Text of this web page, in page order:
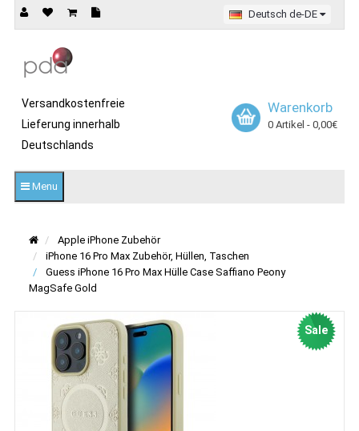
Deutsch de-DE
Versandkostenfreie
Lieferung innerhalb
Deutschlands
Warenkorb
0 Artikel - 0,00€
Menu
Apple iPhone Zubehör
iPhone 16 Pro Max Zubehör, Hüllen, Taschen
Guess iPhone 16 Pro Max Hülle Case Saffiano Peony
MagSafe Gold
Sale